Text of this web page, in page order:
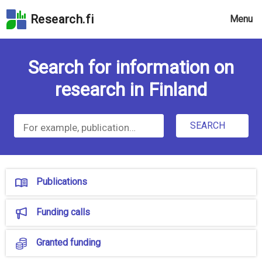
to
field
Skip
main
page
the
Accessibility
Statement
Research.fi Menu
C
F
Search for information on
research in Finland
SEARCH
Publications
Funding calls
Granted funding